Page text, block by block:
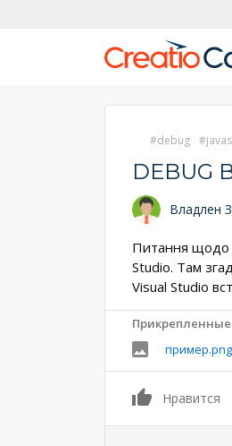
debug
DEBUG
Владлен
Питання щодо
Studio. Там
Visual Studio
пример.png
0
Нравится